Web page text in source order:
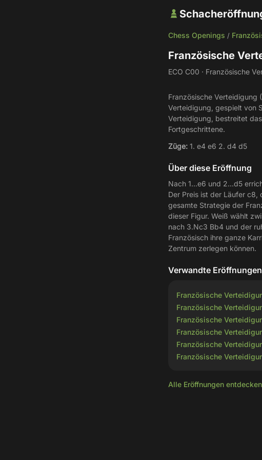
Chess Openings /
Französische
ECO C00 · Französische
Französische Verteidigung
Verteidigung, gespielt von
Verteidigung, bestreitet
Fortgeschrittene.
Züge: 1. e4 e6 2. d4 d5
Über diese Eröffnung
Nach 1...e6 und 2...d5
Der Preis ist der Läufer
gesamte Strategie der
dieser Figur. Weiß wählt
nach 3.Nc3 Bb4 und der
Französisch ihre ganze
Zentrum zerlegen können.
Verwandte Eröffnungen
Französische
Französische
Französische
Französische
Französische
Französische
Alle Eröffnungen entdecken